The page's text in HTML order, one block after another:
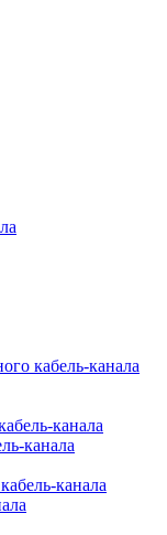
кабель-канала
канала
канала
канала